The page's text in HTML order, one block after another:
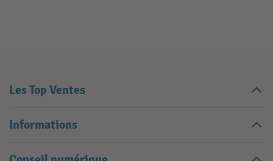
Les Top Ventes
Informations